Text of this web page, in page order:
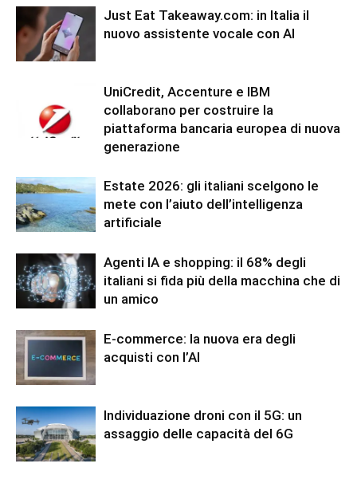
Just Eat Takeaway.com: in Italia il
nuovo assistente vocale con AI
UniCredit, Accenture e IBM
collaborano per costruire la
piattaforma bancaria europea di nuova
generazione
Estate 2026: gli italiani scelgono le
mete con l’aiuto dell’intelligenza
artificiale
Agenti IA e shopping: il 68% degli
italiani si fida più della macchina che di
un amico
E-commerce: la nuova era degli
acquisti con l’AI
Individuazione droni con il 5G: un
assaggio delle capacità del 6G